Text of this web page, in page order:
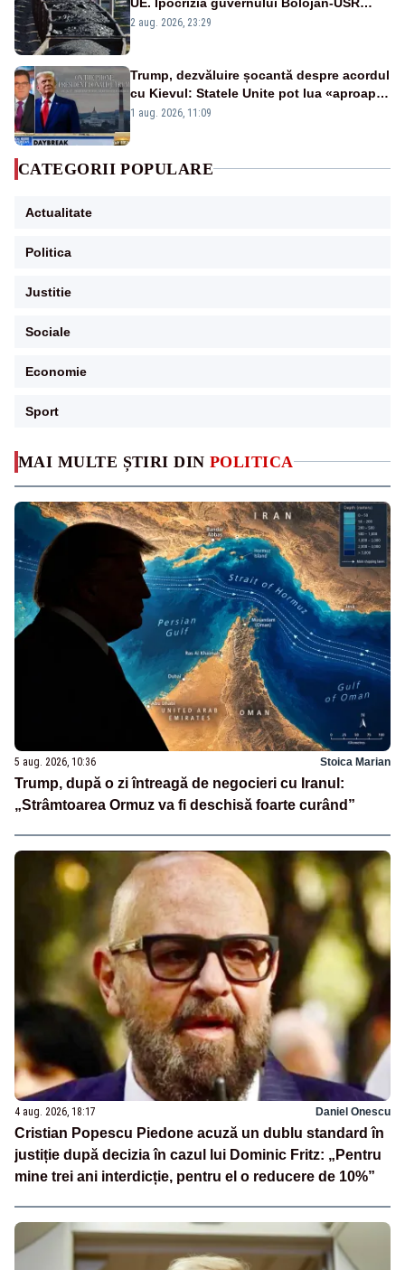
MAI MULTE ȘTIRI DIN POLITICA
5 aug. 2026, 10:36 Stoica Marian
Trump, după o zi întreagă de negocieri cu Iranul:
„Strâmtoarea Ormuz va fi deschisă foarte curând”
4 aug. 2026, 18:17 Daniel Onescu
Cristian Popescu Piedone acuză un dublu standard în
justiție după decizia în cazul lui Dominic Fritz: „Pentru
mine trei ani interdicție, pentru el o reducere de 10%”
după starea de alertă
2 aug. 2026, 23:29
Trump, dezvăluire șocantă despre acordul
cu Kievul: Statele Unite pot lua «aproape
tot ce vor» din minele Ucrainei”
1 aug. 2026, 11:09
CATEGORII POPULARE
Actualitate
Politica
Justitie
Sociale
Economie
Sport